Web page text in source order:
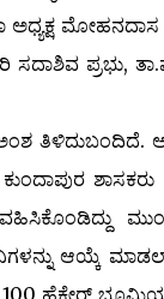
ಅಧ್ಯಕ್ಷ
ಸದಾಶಿವ ಪ್ರಭು,
ಆಯ್ಕೆ
ಹೆಕ್ಟೇರ್